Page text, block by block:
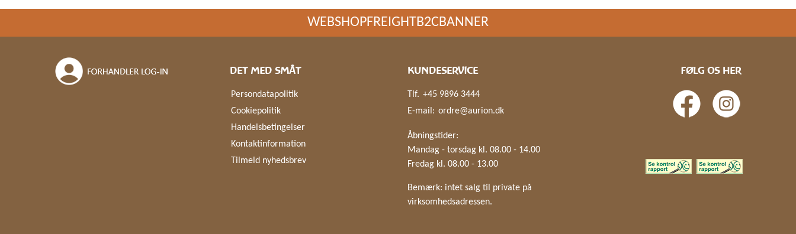
WEBSHOPFREIGHTB2CBANNER
DET MED SMÅT
Persondatapolitik
Cookiepolitik
Handelsbetingelser
Kontaktinformation
Tilmeld nyhedsbrev
KUNDESERVICE
Tlf. +45 9896 3444
E-mail: ordre@aurion.dk
Åbningstider:
Mandag - torsdag kl. 08.00 - 14.00
Fredag kl. 08.00 - 13.00
Bemærk: intet salg til private på
virksomhedsadressen.
FØLG OS HER